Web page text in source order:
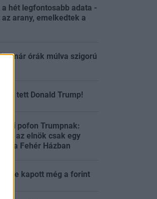
hét legfontosabb adata -
arany, emelkedtek a
már órák múlva szigorú
tett Donald Trump!
pofon Trumpnak:
az elnök csak egy
a Fehér Házban
erőre kapott még a forint